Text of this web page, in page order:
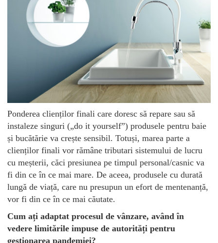
Ponderea clienților finali care doresc să repare sau să
instaleze singuri („do it yourself”) produsele pentru baie
și bucătărie va crește sensibil. Totuși, marea parte a
clienților finali vor rămâne tributari sistemului de lucru
cu meșterii, căci presiunea pe timpul personal/casnic va
fi din ce în ce mai mare. De aceea, produsele cu durată
lungă de viață, care nu presupun un efort de mentenanță,
vor fi din ce în ce mai căutate.
Cum ați adaptat procesul de vânzare, având în
vedere limitările impuse de autorități pentru
gestionarea pandemiei?